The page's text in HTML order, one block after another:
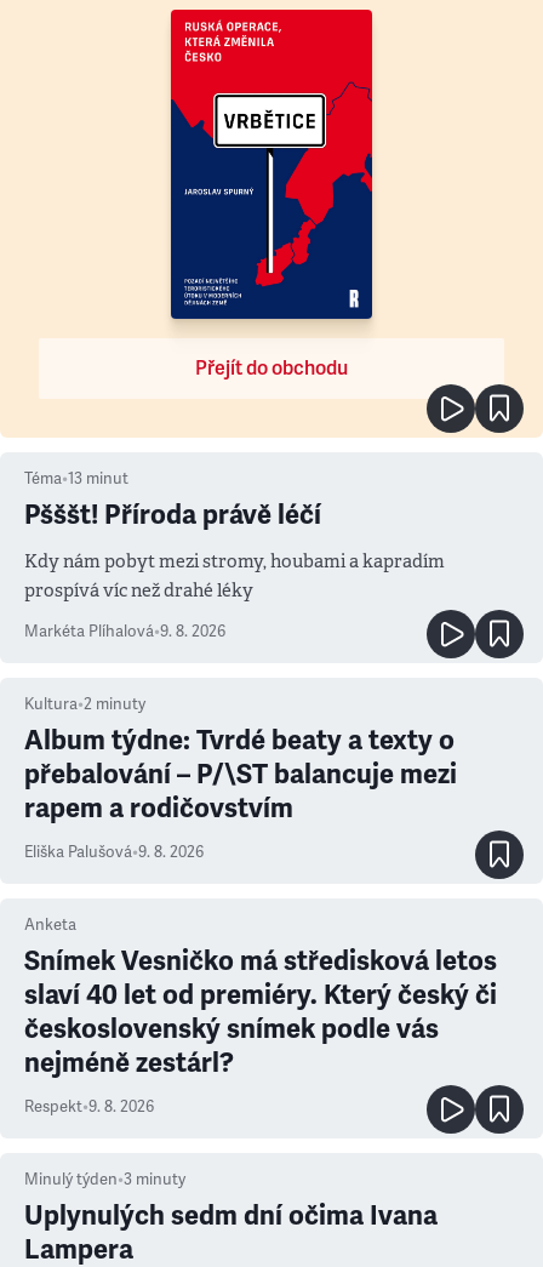
Přejít do obchodu
Téma•13 minut
Pšššt! Příroda právě léčí
Kdy nám pobyt mezi stromy, houbami a kapradím
prospívá víc než drahé léky
Markéta Plíhalová•9. 8. 2026
Kultura•2 minuty
Album týdne: Tvrdé beaty a texty o
přebalování – P/\ST balancuje mezi
rapem a rodičovstvím
Eliška Palušová•9. 8. 2026
Anketa
Snímek Vesničko má středisková letos
slaví 40 let od premiéry. Který český či
československý snímek podle vás
nejméně zestárl?
Respekt•9. 8. 2026
Minulý týden•3 minuty
Uplynulých sedm dní očima Ivana
Lampera